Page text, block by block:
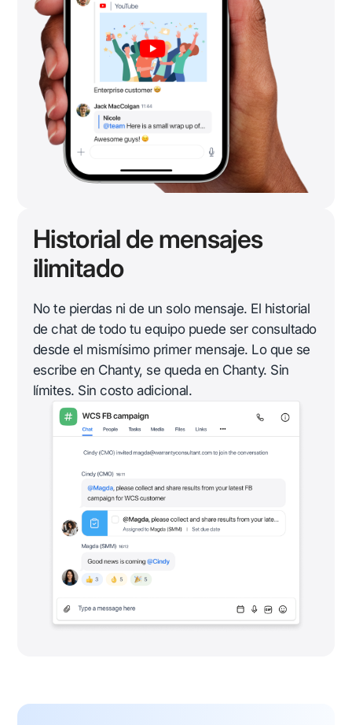
Historial de mensajes
ilimitado
No te pierdas ni de un solo mensaje. El historial
de chat de todo tu equipo puede ser consultado
desde el mismísimo primer mensaje. Lo que se
escribe en Chanty, se queda en Chanty. Sin
límites. Sin costo adicional.